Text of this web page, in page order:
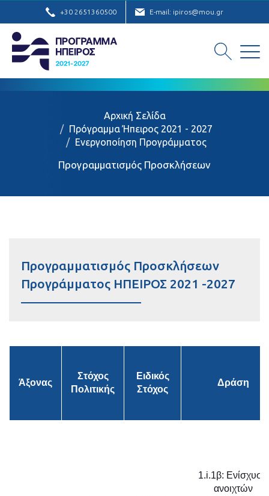
+30 2651360500 E-mail: ipiros@mou.gr
Αρχική Σελίδα
Πρόγραμμα Ήπειρος 2021 - 2027
Ενεργοποίηση Προγράμματος
Προγραμματισμός Προσκλήσεων
Προγραμματισμός Προσκλήσεων
Προγράμματος ΗΠΕΙΡΟΣ 2021 -2027
Άξονας
Στόχος
Πολιτικής
Ειδικός
Στόχος
Δράση
1.i.1β: Ενίσχυση
ανοιχτών